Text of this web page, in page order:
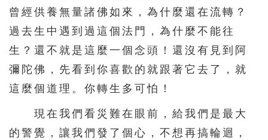
曾經供養無量諸佛如來，為什麼還在流轉？
過去生中遇到過這個法門，為什麼不能往
生？還不就是這麼一個念頭！還沒有見到阿
彌陀佛，先看到你喜歡的就跟著它去了，就
這麼個道理。你轉生多可怕！
現在我們看災難在眼前，給我們是最大
的警覺，讓我們發了個心，不想再搞輪迴，